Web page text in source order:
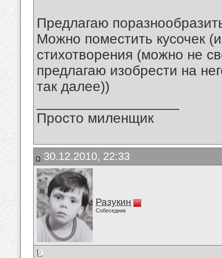
Предлагаю
Можно поместить кусочек
стихотворения (можно не
предлагаю изобрести на
так далее))
Просто миленщик
30.12.2010, 22:33
Разукин
Собеседник